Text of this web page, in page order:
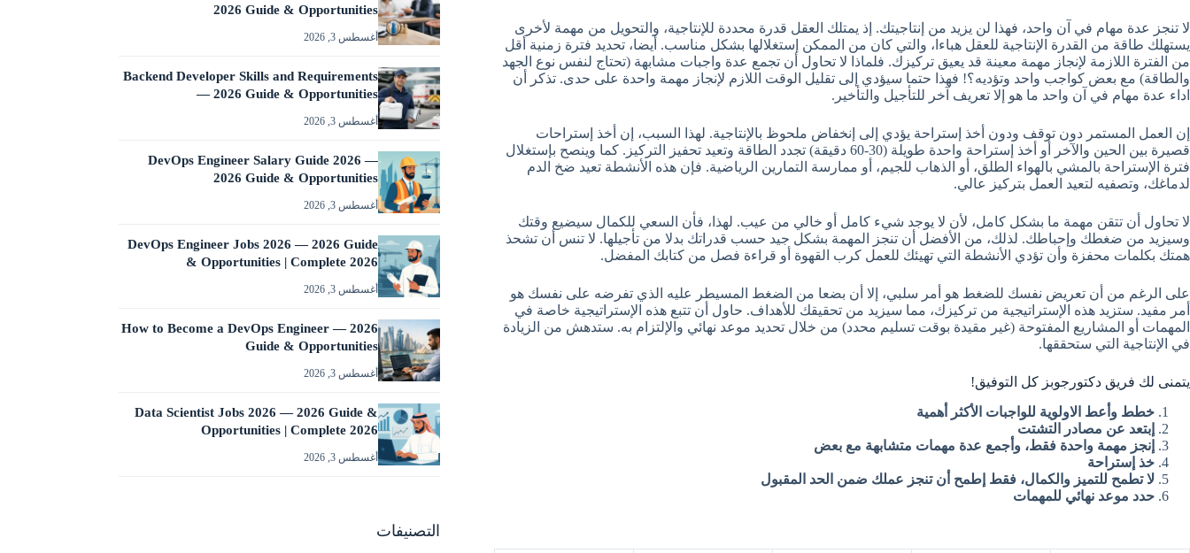
لا تنجز عدة مهام في آن واحد، فهذا لن يزيد من إنتاجيتك. إذ يمتلك العقل قدرة محددة للإنتاجية، والتحويل من مهمة لأخرى
يستهلك طاقة من القدرة الإنتاجية للعقل هباءا، والتي كان من الممكن إستغلالها بشكل مناسب. أيضا، تحديد فترة زمنية أقل
من الفترة اللازمة لإنجاز مهمة معينة قد يعيق تركيزك. فلماذا لا تحاول أن تجمع عدة واجبات مشابهة (تحتاج لنفس نوع الجهد
والطاقة) مع بعض كواجب واحد وتؤديه؟! فهذا حتما سيؤدي إلى تقليل الوقت اللازم لإنجاز مهمة واحدة على حدى. تذكر أن
اداء عدة مهام في آن واحد ما هو إلا تعريف آخر للتأجيل والتأخير.
إن العمل المستمر دون توقف ودون أخذ إستراحة يؤدي إلى إنخفاض ملحوظ بالإنتاجية. لهذا السبب، إن أخذ إستراحات
قصيرة بين الحين والآخر أو أخذ إستراحة واحدة طويلة (30-60 دقيقة) تجدد الطاقة وتعيد تحفيز التركيز. كما وينصح بإستغلال
فترة الإستراحة بالمشي بالهواء الطلق، أو الذهاب للجيم، أو ممارسة التمارين الرياضية. فإن هذه الأنشطة تعيد ضخ الدم
لدماغك، وتصفيه لتعيد العمل بتركيز عالي.
لا تحاول أن تتقن مهمة ما بشكل كامل، لأن لا يوجد شيء كامل أو خالي من عيب. لهذا، فأن السعي للكمال سيضيع وقتك
وسيزيد من ضغطك وإحباطك. لذلك، من الأفضل أن تنجز المهمة بشكل جيد حسب قدراتك بدلا من تأجيلها. لا تنس أن تشحذ
همتك بكلمات محفزة وأن تؤدي الأنشطة التي تهيئك للعمل كرب القهوة أو قراءة فصل من كتابك المفضل.
على الرغم من أن تعريض نفسك للضغط هو أمر سلبي، إلا أن بضعا من الضغط المسيطر عليه الذي تفرضه على نفسك هو
أمر مفيد. ستزيد هذه الإستراتيجية من تركيزك، مما سيزيد من تحقيقك للأهداف. حاول أن تتبع هذه الإستراتيجية خاصة في
المهمات أو المشاريع المفتوحة (غير مقيدة بوقت تسليم محدد) من خلال تحديد موعد نهائي والإلتزام به. ستدهش من الزيادة
في الإنتاجية التي ستحققها.
يتمنى لك فريق دكتورجوبز كل التوفيق!
خطط وأعط الاولوية للواجبات الأكثر أهمية
إبتعد عن مصادر التشتت
إنجز مهمة واحدة فقط، وأجمع عدة مهمات متشابهة مع بعض
خذ إستراحة
لا تطمح للتميز والكمال، فقط إطمح أن تنجز عملك ضمن الحد المقبول
حدد موعد نهائي للمهمات
2026 Guide & Opportunities
أغسطس 3, 2026
Backend Developer Skills and Requirements
— 2026 Guide & Opportunities
أغسطس 3, 2026
DevOps Engineer Salary Guide 2026 —
2026 Guide & Opportunities
أغسطس 3, 2026
DevOps Engineer Jobs 2026 — 2026 Guide
& Opportunities | Complete 2026
أغسطس 3, 2026
How to Become a DevOps Engineer — 2026
Guide & Opportunities
أغسطس 3, 2026
Data Scientist Jobs 2026 — 2026 Guide &
Opportunities | Complete 2026
أغسطس 3, 2026
التصنيفات